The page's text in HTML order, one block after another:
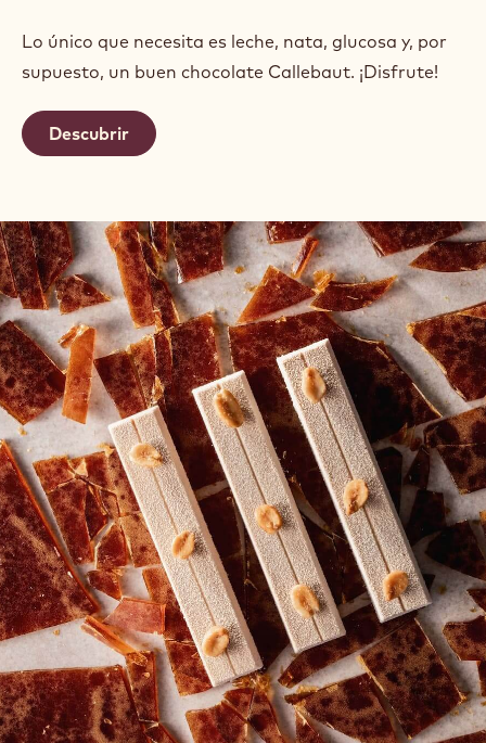
Lo único que necesita es leche, nata, glucosa y, por
supuesto, un buen chocolate Callebaut. ¡Disfrute!
Descubrir